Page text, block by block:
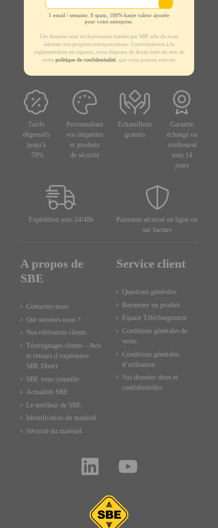
1 email / semaine. 0 spam, 100% haute valeur ajoutée
pour votre entreprise.
Ces données sont exclusivement traitées par SBE afin de vous
adresser nos propres communications. Conformément à la
règlementation en vigueur, vous disposez de droits listés au sein de
notre politique de confidentialité, que vous pouvez exercer.
Tarifs
dégressifs
jusqu'à
-70%
Personnalisez
vos étiquettes
et produits
de sécurité
Echantillons
gratuits
Garantie
échangé ou
remboursé
sous 14
jours
Expédition sous 24/48h
Paiement sécurisé en ligne ou
sur facture
A propos de
SBE
Contactez-nous
Qui sommes-nous ?
Nos références clients
Témoignages clients – Avis
et retours d’expérience
SBE Direct
SBE vous conseille
Actualités SBE
Le meilleur de SBE
Identification du matériel
Sécurité du matériel
Service client
Questions générales
Retourner un produit
Espace Téléchargement
Conditions générales de
vente
Conditions générales
d’utilisation
Vos données sûres et
confidentielles